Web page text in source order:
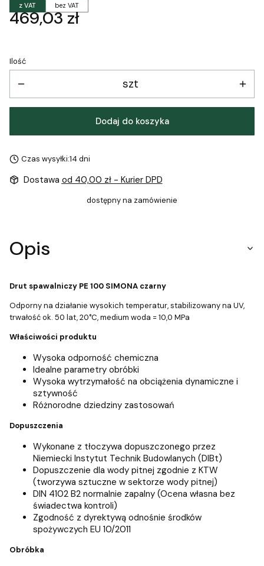
z VAT bez VAT
Cena
469,03 zł
Ilość
szt
Dodaj do koszyka
Czas wysyłki:14 dni
Dostawa od 40,00 zł - Kurier DPD
dostępny na zamówienie
Opis
Drut spawalniczy PE 100 SIMONA czarny
Odporny na działanie wysokich temperatur, stabilizowany na UV,
trwałość ok. 50 lat, 20°C, medium woda = 10,0 MPa
Właściwości produktu
Wysoka odporność chemiczna
Idealne parametry obróbki
Wysoka wytrzymałość na obciążenia dynamiczne i
sztywność
Różnorodne dziedziny zastosowań
Dopuszczenia
Wykonane z tłoczywa dopuszczonego przez
Niemiecki Instytut Technik Budowlanych (DIBt)
Dopuszczenie dla wody pitnej zgodnie z KTW
(tworzywa sztuczne w sektorze wody pitnej)
DIN 4102 B2 normalnie zapalny (Ocena własna bez
świadectwa kontroli)
Zgodność z dyrektywą odnośnie środków
spożywczych EU 10/2011
Obróbka